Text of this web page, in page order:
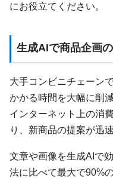
にお役立てください。
生成AIで商品企画
大手コンビニチェーン
かかる時間を大幅に削
インターネット上の消
り、新商品の提案が迅
文章や画像を生成AIで
法に比べて最大で90%